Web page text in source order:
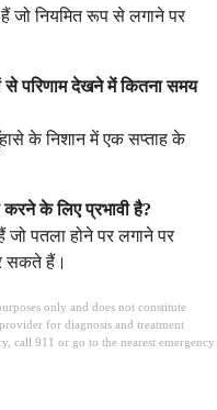
जो नियमित रूप से लगाने पर
से परिणाम देखने में कितना समय
के निशान में एक सप्ताह के
के लिए प्रभावी है?
जो पतला होने पर लगाने पर
सकते हैं।
only and does not constitute
for diagnosis and treatment
call 911 or go to the nearest emergency